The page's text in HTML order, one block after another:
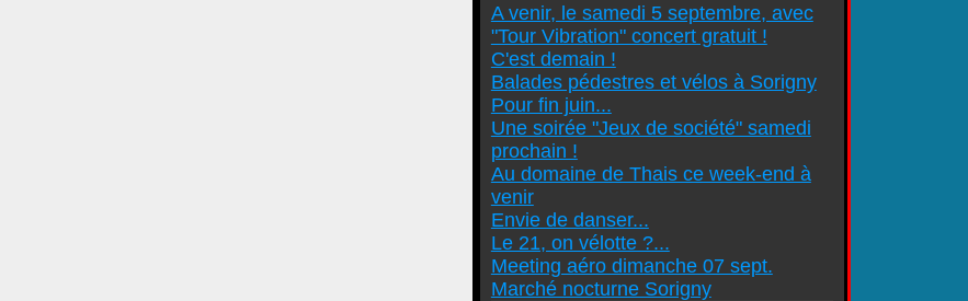
A venir, le samedi 5 septembre, avec
"Tour Vibration" concert gratuit !
C'est demain !
Balades pédestres et vélos à Sorigny
Pour fin juin...
Une soirée "Jeux de société" samedi
prochain !
Au domaine de Thais ce week-end à
venir
Envie de danser...
Le 21, on vélotte ?...
Meeting aéro dimanche 07 sept.
Marché nocturne Sorigny